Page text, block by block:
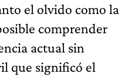
el olvido como la
comprender
actual sin
que significó el